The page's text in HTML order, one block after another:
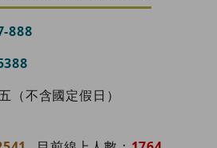
888
（不含國定假日）